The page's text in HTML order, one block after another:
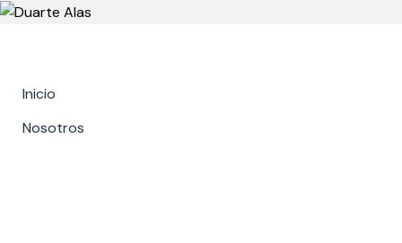
Inicio
Nosotros